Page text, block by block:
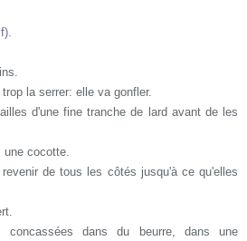
la serrer: elle va gonfler.
d'une fine tranche de lard avant de les
une cocotte.
de tous les côtés jusqu'à ce qu'elles
concassées dans du beurre, dans une